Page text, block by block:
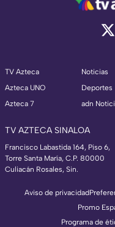
TV Azteca
Azteca UNO
Azteca 7
Noticias
Deportes
adn
TV AZTECA SINALOA
Francisco Labastida 164, Piso 6,
Torre Santa María, C.P. 80000
Culiacán Rosales, Sin.
Aviso de privacidad
Promo
Programa de